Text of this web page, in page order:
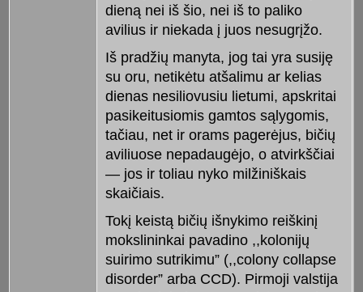
dieną nei iš šio, nei iš to paliko
avilius ir niekada į juos nesugrįžo.
Iš pradžių manyta, jog tai yra susiję
su oru, netikėtu atšalimu ar kelias
dienas nesiliovusiu lietumi, apskritai
pasikeitusiomis gamtos sąlygomis,
tačiau, net ir orams pagerėjus, bičių
aviliuose nepadaugėjo, o atvirkščiai
— jos ir toliau nyko milžiniškais
skaičiais.
Tokį keistą bičių išnykimo reiškinį
mokslininkai pavadino ,,kolonijų
suirimo sutrikimu” (,,colony collapse
disorder” arba CCD). Pirmoji valstija